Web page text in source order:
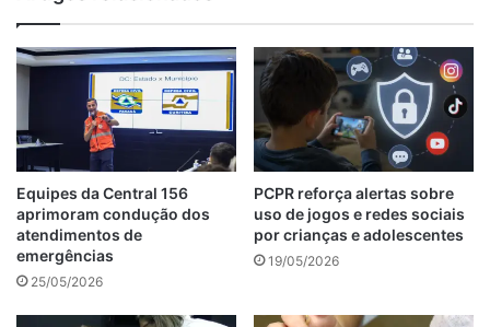
Equipes da Central 156
aprimoram condução dos
atendimentos de
emergências
25/05/2026
PCPR reforça alertas sobre
uso de jogos e redes sociais
por crianças e adolescentes
19/05/2026